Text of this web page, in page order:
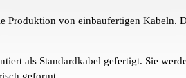
von einbaufertigen Kabeln.
als Standardkabel gefertigt. Sie